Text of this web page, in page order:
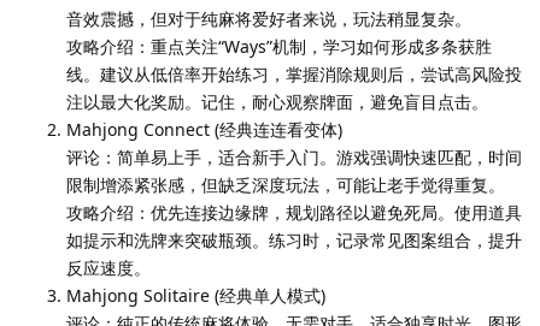
音效震撼，但对于纯麻将爱好者来说，玩法稍显复杂。
攻略介绍：重点关注“Ways”机制，学习如何形成多条获胜
线。建议从低倍率开始练习，掌握消除规则后，尝试高风险投
注以最大化奖励。记住，耐心观察牌面，避免盲目点击。
Mahjong Connect (经典连连看变体)
评论：简单易上手，适合新手入门。游戏强调快速匹配，时间
限制增添紧张感，但缺乏深度玩法，可能让老手觉得重复。
攻略介绍：优先连接边缘牌，规划路径以避免死局。使用道具
如提示和洗牌来突破瓶颈。练习时，记录常见图案组合，提升
反应速度。
Mahjong Solitaire (经典单人模式)